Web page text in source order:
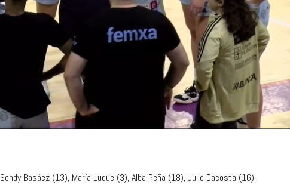
Sendy Basáez (13), María Luque (3), Alba Peña (18), Julie Dacosta (16),